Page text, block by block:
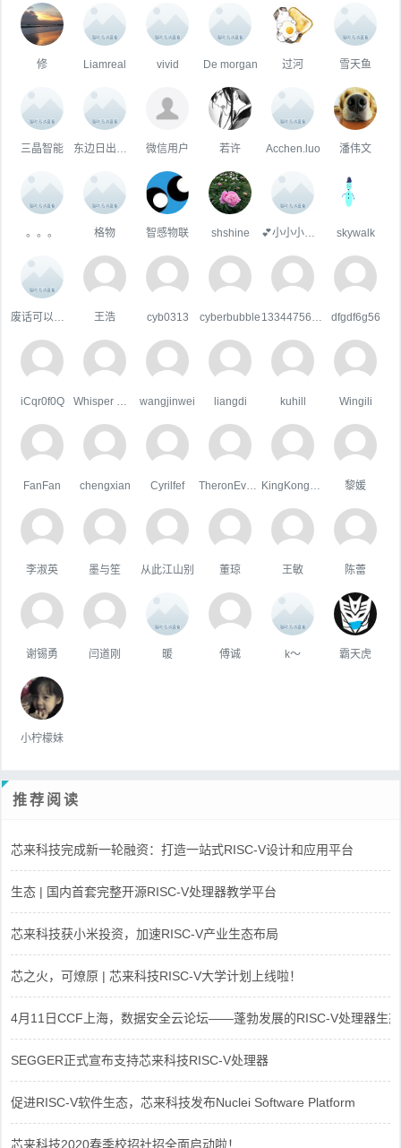
修 Liamreal vivid De morgan 过河 雪天鱼
三晶智能 微信用户 若许 Acchen.luo 潘伟文
。。。 格物 智感物联 shshine skywalk
王浩 cyb0313 cyberbubble dfgdf6g56
iCqr0f0Q wangjinwei liangdi kuhill Wingili
FanFan chengxian Cyrilfef 黎媛
李淑英 墨与笙 从此江山别 董琼 王敏 陈蕾
谢锡勇 闫道刚 暖 傅诚 k～ 霸天虎
小柠檬妹
推荐阅读
芯来科技完成新一轮融资：打造一站式RISC-V设计和应用平台
生态 | 国内首套完整开源RISC-V处理器教学平台
芯来科技获小米投资，加速RISC-V产业生态布局
芯之火，可燎原 | 芯来科技RISC-V大学计划上线啦！
4月11日CCF上海，数据安全云论坛——蓬勃发展的RISC-V处理器生态
SEGGER正式宣布支持芯来科技RISC-V处理器
促进RISC-V软件生态，芯来科技发布Nuclei Software Platform
芯来科技2020春季校招社招全面启动啦！